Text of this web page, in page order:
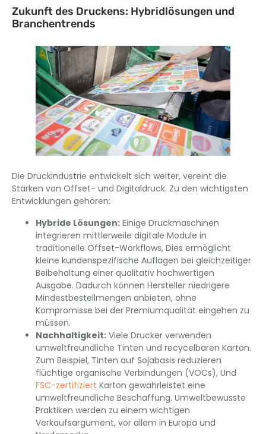
Zukunft des Druckens: Hybridlösungen und
Branchentrends
Die Druckindustrie entwickelt sich weiter, vereint die
Stärken von Offset- und Digitaldruck. Zu den wichtigsten
Entwicklungen gehören:
Hybride Lösungen: Einige Druckmaschinen
integrieren mittlerweile digitale Module in
traditionelle Offset-Workflows, Dies ermöglicht
kleine kundenspezifische Auflagen bei gleichzeitiger
Beibehaltung einer qualitativ hochwertigen
Ausgabe. Dadurch können Hersteller niedrigere
Mindestbestellmengen anbieten, ohne
Kompromisse bei der Premiumqualität eingehen zu
müssen.
Nachhaltigkeit: Viele Drucker verwenden
umweltfreundliche Tinten und recycelbaren Karton.
Zum Beispiel, Tinten auf Sojabasis reduzieren
flüchtige organische Verbindungen (VOCs), Und
FSC-zertifiziert Karton gewährleistet eine
umweltfreundliche Beschaffung. Umweltbewusste
Praktiken werden zu einem wichtigen
Verkaufsargument, vor allem in Europa und